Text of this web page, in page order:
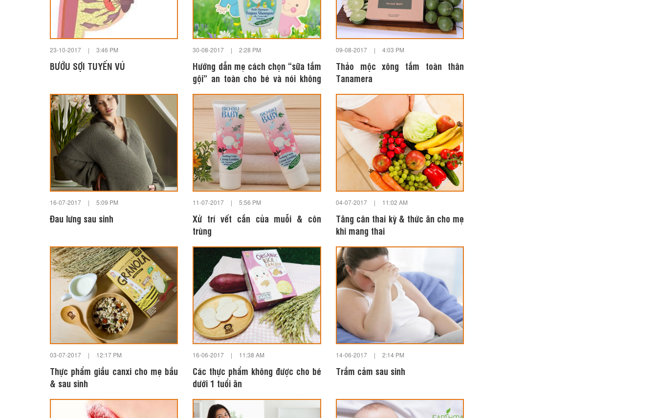
23-10-2017 | 3:46 PM
BƯỚU SỢI TUYẾN VÚ
30-08-2017 | 2:28 PM
Hướng dẫn mẹ cách chọn “sữa tắm
gội” an toàn cho bé và nói không
09-08-2017 | 4:03 PM
Thảo mộc xông tắm toàn thân
Tanamera
16-07-2017 | 5:09 PM
Đau lưng sau sinh
11-07-2017 | 5:56 PM
Xử trí vết cắn của muỗi & côn
trùng
04-07-2017 | 11:02 AM
Tăng cân thai kỳ & thức ăn cho mẹ
khi mang thai
03-07-2017 | 12:17 PM
Thực phẩm giầu canxi cho mẹ bầu
& sau sinh
16-06-2017 | 11:38 AM
Các thực phẩm không được cho bé
dưới 1 tuổi ăn
14-06-2017 | 2:14 PM
Trầm cảm sau sinh